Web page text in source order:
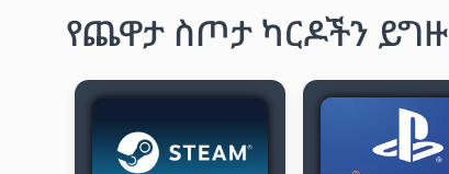
የጨዋታ ስጦታ ካርዶችን ይግዙ